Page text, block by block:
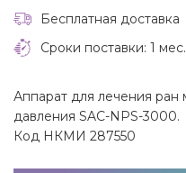
Бесплатная доставка
Сроки поставки: 1 мес.
Аппарат для лечения ран
давления SAC-NPS-3000.
Код НКМИ 287550